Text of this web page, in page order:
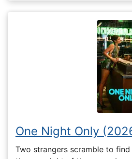
One Night Only
Two strangers scramble to